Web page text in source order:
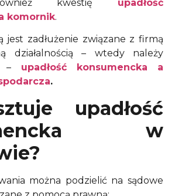
kwestię
upadłość
komornik.
jest zadłużenie związane z firmą
działalnością – wtedy należy
– upadłość konsumencka a
.
upadłość
w
można podzielić na sądowe